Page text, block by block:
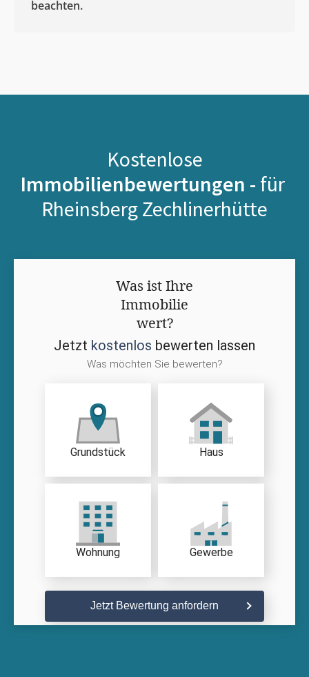
beachten.
Kostenlose
Immobilienbewertungen - für
Rheinsberg Zechlinerhütte
Was ist Ihre
Immobilie
wert?
Jetzt kostenlos bewerten lassen
Was möchten Sie bewerten?
Grundstück Haus
Wohnung Gewerbe
Jetzt Bewertung anfordern